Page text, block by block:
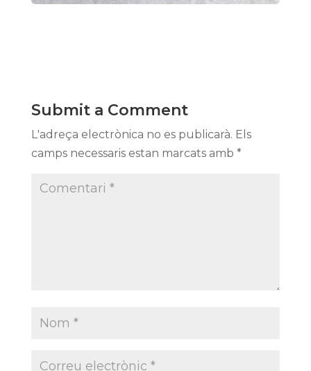
Submit a Comment
L'adreça electrònica no es publicarà. Els
camps necessaris estan marcats amb *